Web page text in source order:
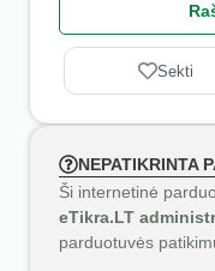
Sekti
NEPATIKRINTA
Ši internetinė
eTikra.LT
parduotuvės